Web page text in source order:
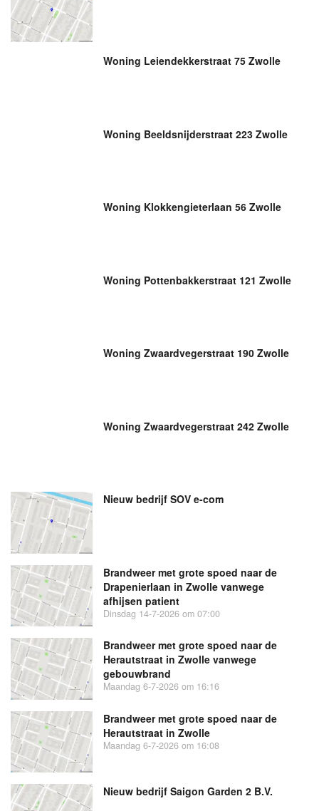
Woning Leiendekkerstraat 75 Zwolle
Woning Beeldsnijderstraat 223 Zwolle
Woning Klokkengieterlaan 56 Zwolle
Woning Pottenbakkerstraat 121 Zwolle
Woning Zwaardvegerstraat 190 Zwolle
Woning Zwaardvegerstraat 242 Zwolle
Nieuw bedrijf SOV e-com
Brandweer met grote spoed naar de
Drapenierlaan in Zwolle vanwege
afhijsen patient
Dinsdag 14-7-2026 om 07:00
Brandweer met grote spoed naar de
Herautstraat in Zwolle vanwege
gebouwbrand
Maandag 6-7-2026 om 16:16
Brandweer met grote spoed naar de
Herautstraat in Zwolle
Maandag 6-7-2026 om 16:08
Nieuw bedrijf Saigon Garden 2 B.V.